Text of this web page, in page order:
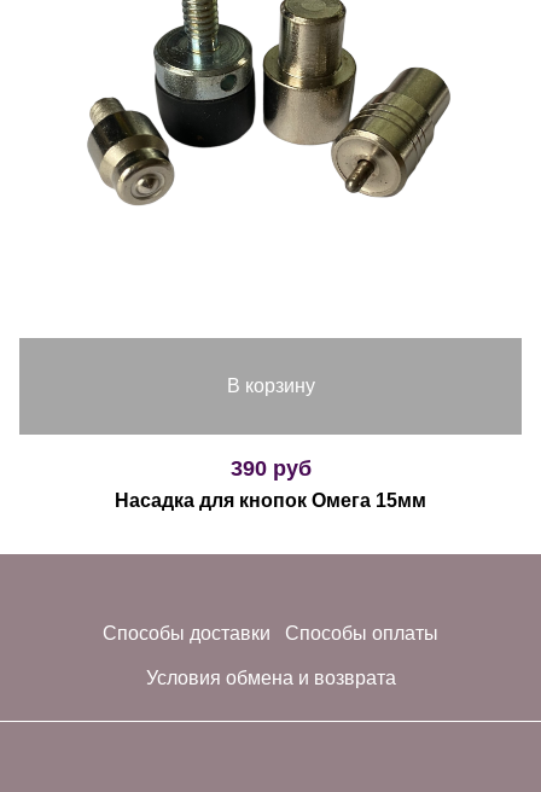
В корзину
390 руб
Насадка для кнопок Омега 15мм
Способы доставки Способы оплаты
Условия обмена и возврата